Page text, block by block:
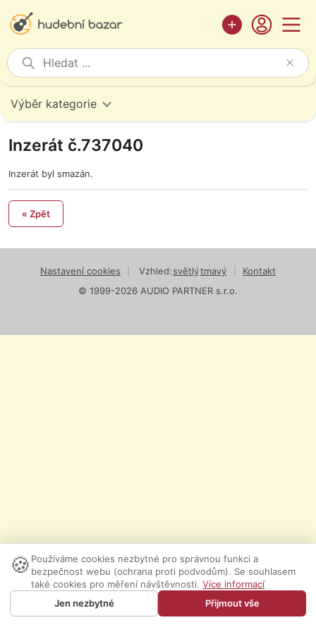
Výběr kategorie
Inzerát č.737040
Inzerát byl smazán.
« Zpět
Nastavení cookies Vzhled:světlýtmavý
Kontakt
© 1999-2026 AUDIO PARTNER s.r.o.
🍪 Používáme cookies nezbytné pro správnou funkci a
bezpečnost webu (ochrana proti podvodům). Se souhlasem
také cookies pro měření návštěvnosti. Více informací
Jen nezbytné
Přijmout vše